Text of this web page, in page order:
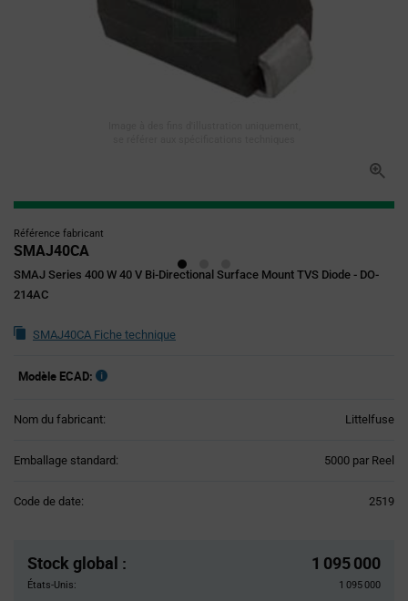
Référence fabricant
SMAJ40CA
SMAJ Series 400 W 40 V Bi-Directional Surface Mount TVS Diode - DO-
214AC
SMAJ40CA Fiche technique
Modèle ECAD:
Nom du fabricant: Littelfuse
Emballage standard: 5000 par Reel
Code de date: 2519
Stock global : 1 095 000
États-Unis:
1 095 000